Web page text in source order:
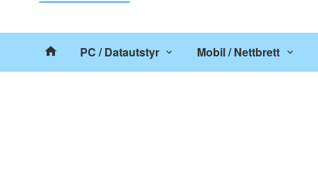
Produkter
PC / Datautstyr Mobil / Nettbrett